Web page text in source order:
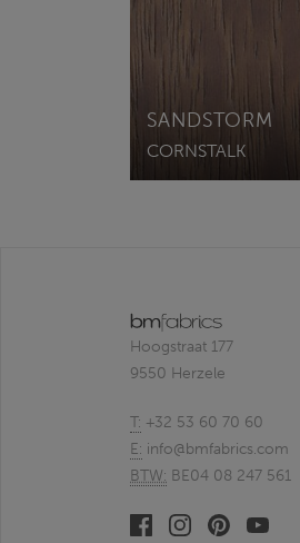
SANDSTORM
CORNSTALK
Hoogstraat 177
9550 Herzele
T: +32 53 60 70 60
E: info@bmfabrics.com
BTW: BE04 08 247 561
FacebookLinkedinPinterestYoutube